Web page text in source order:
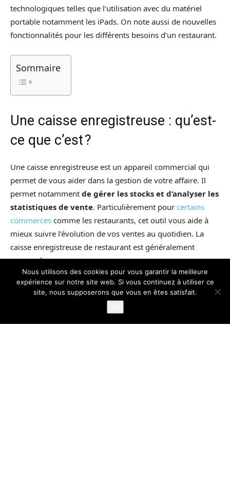
Nous utilisons des cookies pour vous garantir la meilleure
expérience sur notre site web. Si vous continuez à utiliser ce
site, nous supposerons que vous en êtes satisfait.